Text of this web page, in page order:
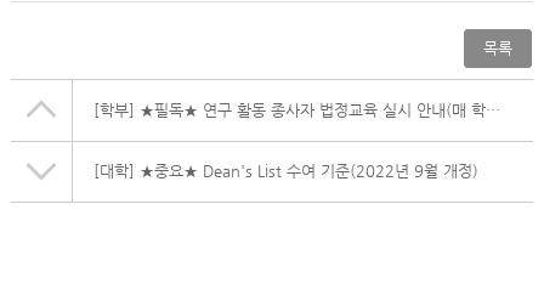
목록
[학부] ★필독★ 연구 활동 종사자 법정교육 실시 안내(매 학기 시행)
[대학] ★중요★ Dean's List 수여 기준(2022년 9월 개정)